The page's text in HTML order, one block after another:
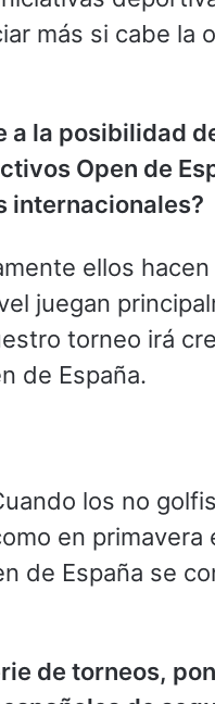
más si cabe la
a la posibilidad
Open de
internacionales?
ellos
juegan
torneo irá
de España.
los no
en primavera
de España se
de torneos,